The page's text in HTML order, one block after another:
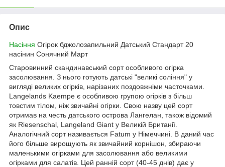
Опис
Насіння Огірок бджолозапильний Датський Стандарт 20
насінин Сонячний Март
Старовинний скандинавський сорт особливого огірка
засолювання. З нього готують датські "великі соління" у
вигляді великих огірків, нарізаних поздовжніми часточками.
Langelands Kaempe є особливою групою огірків з більш
товстим тілом, ніж звичайні огірки. Свою назву цей сорт
отримав на честь датського острова Лангелан, також відомий
як Riesenschal, Langeland Giant у Великій Британії.
Аналогічний сорт називається Fatum у Німеччині. В даний час
його більше вирощують як звичайний корнішон, збираючи
маленькими огірками для засолювання або великими
огірками для салатів. Цей ранній сорт (40-45 днів) дає у